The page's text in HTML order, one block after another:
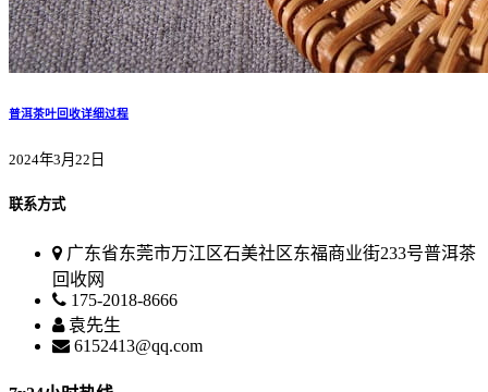
普洱茶叶回收详细过程
2024年3月22日
联系方式
广东省东莞市万江区石美社区东福商业街233号普洱茶
回收网
175-2018-8666
袁先生
6152413@qq.com